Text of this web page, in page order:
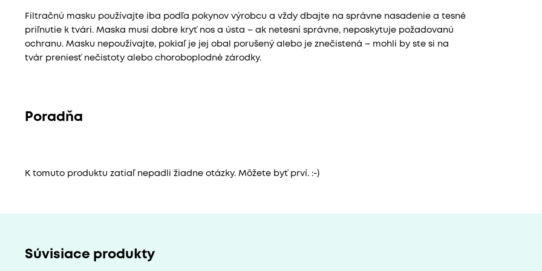
Filtračnú masku používajte iba podľa pokynov výrobcu a vždy dbajte na správne nasadenie a tesné
priľnutie k tvári. Maska musí dobre kryť nos a ústa – ak netesní správne, neposkytuje požadovanú
ochranu. Masku nepoužívajte, pokiaľ je jej obal porušený alebo je znečistená – mohli by ste si na
tvár preniesť nečistoty alebo choroboplodné zárodky.
Poradňa
K tomuto produktu zatiaľ nepadli žiadne otázky. Môžete byť prví. :-)
Súvisiace produkty